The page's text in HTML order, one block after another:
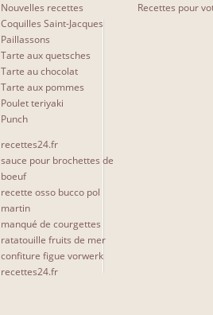
Nouvelles recettes
Coquilles Saint-Jacques
Paillassons
Tarte aux quetsches
Tarte au chocolat
Tarte aux pommes
Poulet teriyaki
Punch
recettes24.fr
sauce pour brochettes de
boeuf
recette osso bucco pol
martin
manqué de courgettes
ratatouille fruits de mer
confiture figue vorwerk
recettes24.fr
Recettes pour